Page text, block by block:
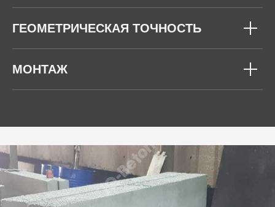
ГЕОМЕТРИЧЕСКАЯ ТОЧНОСТЬ
МОНТАЖ